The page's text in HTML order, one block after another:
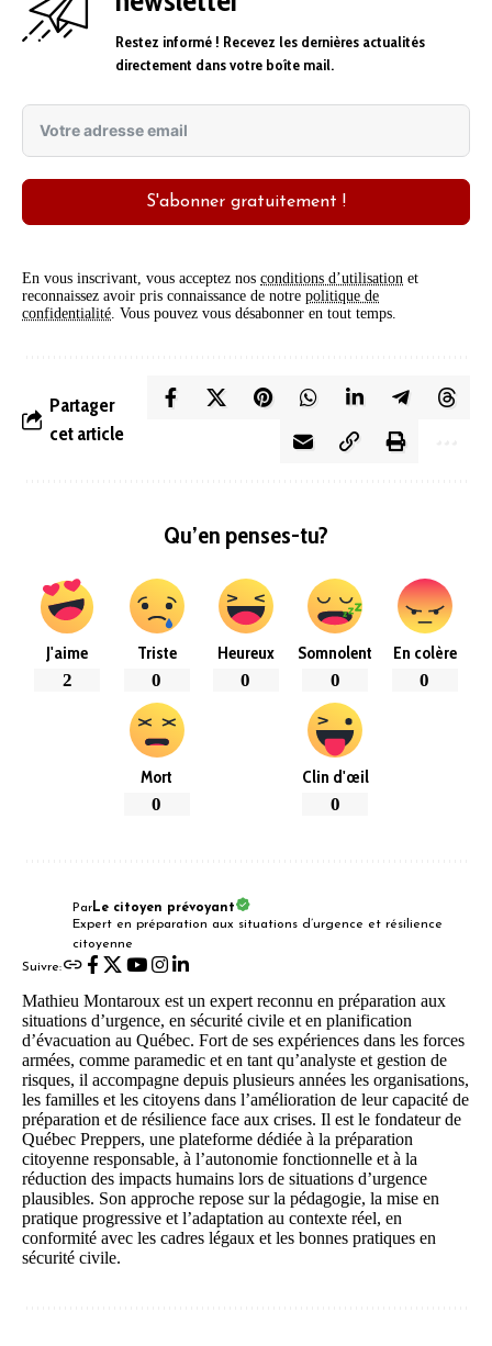
Restez informé ! Recevez les dernières actualités
directement dans votre boîte mail.
S'abonner gratuitement !
En vous inscrivant, vous acceptez nos conditions d’utilisation et
reconnaissez avoir pris connaissance de notre politique de
confidentialité . Vous pouvez vous désabonner en tout temps.
Partager
cet article
Qu’en penses-tu?
J'aime
2
Triste
0
Heureux
0
Somnolent
0
En colère
0
Mort
0
Clin d'œil
0
ParLe citoyen prévoyant
Expert en préparation aux situations d’urgence et résilience
citoyenne
Suivre:
Mathieu Montaroux est un expert reconnu en préparation aux
situations d’urgence, en sécurité civile et en planification
d’évacuation au Québec. Fort de ses expériences dans les forces
armées, comme paramedic et en tant qu’analyste et gestion de
risques, il accompagne depuis plusieurs années les organisations,
les familles et les citoyens dans l’amélioration de leur capacité de
préparation et de résilience face aux crises. Il est le fondateur de
Québec Preppers, une plateforme dédiée à la préparation
citoyenne responsable, à l’autonomie fonctionnelle et à la
réduction des impacts humains lors de situations d’urgence
plausibles. Son approche repose sur la pédagogie, la mise en
pratique progressive et l’adaptation au contexte réel, en
conformité avec les cadres légaux et les bonnes pratiques en
sécurité civile.